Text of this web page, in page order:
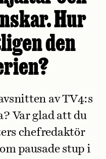
Hur
den
av TV4:s
Var glad att du
chefredaktör
pausade stup i